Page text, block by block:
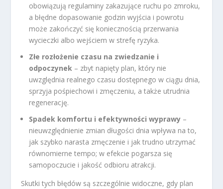
obowiązują regulaminy zakazujące ruchu po zmroku,
a błędne dopasowanie godzin wyjścia i powrotu
może zakończyć się koniecznością przerwania
wycieczki albo wejściem w strefę ryzyka.
Złe rozłożenie czasu na zwiedzanie i
odpoczynek – zbyt napięty plan, który nie
uwzględnia realnego czasu dostępnego w ciągu dnia,
sprzyja pośpiechowi i zmęczeniu, a także utrudnia
regenerację.
Spadek komfortu i efektywności wyprawy –
nieuwzględnienie zmian długości dnia wpływa na to,
jak szybko narasta zmęczenie i jak trudno utrzymać
równomierne tempo; w efekcie pogarsza się
samopoczucie i jakość odbioru atrakcji.
Skutki tych błędów są szczególnie widoczne, gdy plan